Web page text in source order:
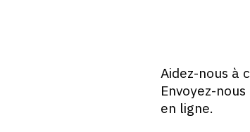
Aidez-nous à
Envoyez-
en ligne.